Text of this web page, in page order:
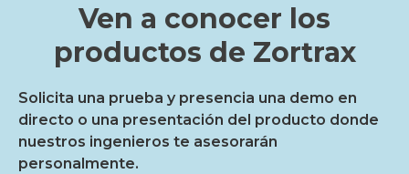
Ven a conocer los
productos de Zortrax
Solicita una prueba y presencia una demo en
directo o una presentación del producto donde
nuestros ingenieros te asesorarán
personalmente.